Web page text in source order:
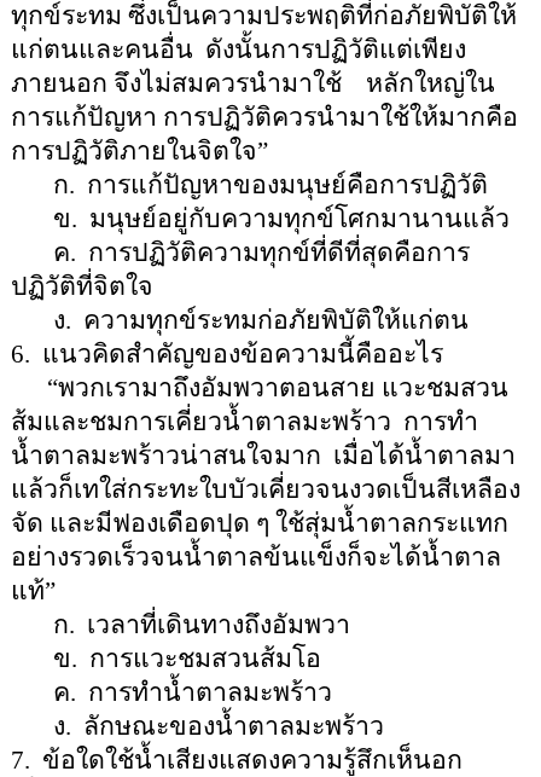
ทุกข์ระทม ซึ่งเป็นความประพฤติที่ก่อภัยพิบัติให้
แก่ตนและคนอื่น ดังนั้นการปฏิวัติแต่เพียง
ภายนอก จึงไม่สมควรนำมาใช้
หลักใหญ่ใน
การแก้ปัญหา การปฏิวัติควรนำมาใช้ให้มากคือ
การปฏิวัติภายในจิตใจ”
ก. การแก้ปัญหาของมนุษย์คือการปฏิวัติ
ข. มนุษย์อยู่กับความทุกข์โศกมานานแล้ว
ค. การปฏิวัติความทุกข์ที่ดีที่สุดคือการ
ปฏิวัติที่จิตใจ
ง. ความทุกข์ระทมก่อภัยพิบัติให้แก่ตน
6. แนวคิดสำคัญของข้อความนี้คืออะไร
“พวกเรามาถึงอัมพวาตอนสาย แวะชมสวน
ส้มและชมการเคี่ยวน้ำตาลมะพร้าว การทำ
น้ำตาลมะพร้าวน่าสนใจมาก เมื่อได้น้ำตาลมา
แล้วก็เทใส่กระทะใบบัวเคี่ยวจนงวดเป็นสีเหลือง
จัด และมีฟองเดือดปุด ๆ ใช้สุ่มน้ำตาลกระแทก
อย่างรวดเร็วจนน้ำตาลข้นแข็งก็จะได้น้ำตาล
แท้”
ก. เวลาที่เดินทางถึงอัมพวา
ข. การแวะชมสวนส้มโอ
ค. การทำน้ำตาลมะพร้าว
ง. ลักษณะของน้ำตาลมะพร้าว
7. ข้อใดใช้น้ำเสียงแสดงความรู้สึกเห็นอก